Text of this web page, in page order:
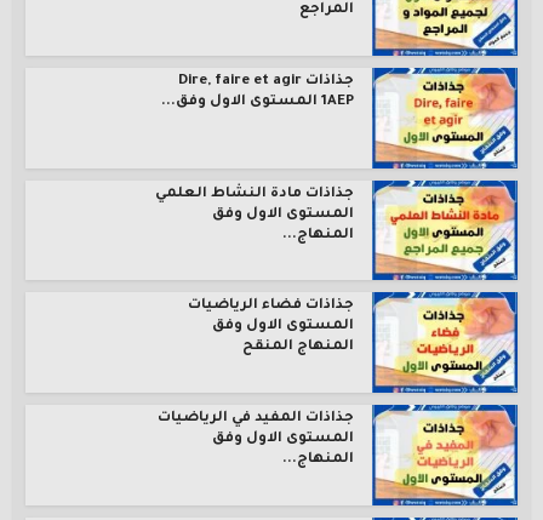
المراجع
جذاذات Dire, faire et agir
1AEP المستوى الاول وفق...
جذاذات مادة النشاط العلمي
المستوى الاول وفق
المنهاج...
جذاذات فضاء الرياضيات
المستوى الاول وفق
المنهاج المنقح
جذاذات المفيد في الرياضيات
المستوى الاول وفق
المنهاج...